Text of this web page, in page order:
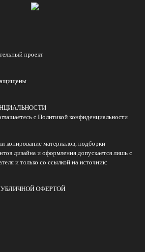
проект
с Политикой конфиденциальности
копирование материалов, подборки
дизайна и оформления допускается лишь с
и только со ссылкой на источник:
ОФЕРТОЙ